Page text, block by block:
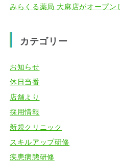
みらくる薬局 大麻店がオープン
カテゴリー
お知らせ
休日当番
店舗より
採用情報
新規クリニック
スキルアップ研修
疾患病態研修